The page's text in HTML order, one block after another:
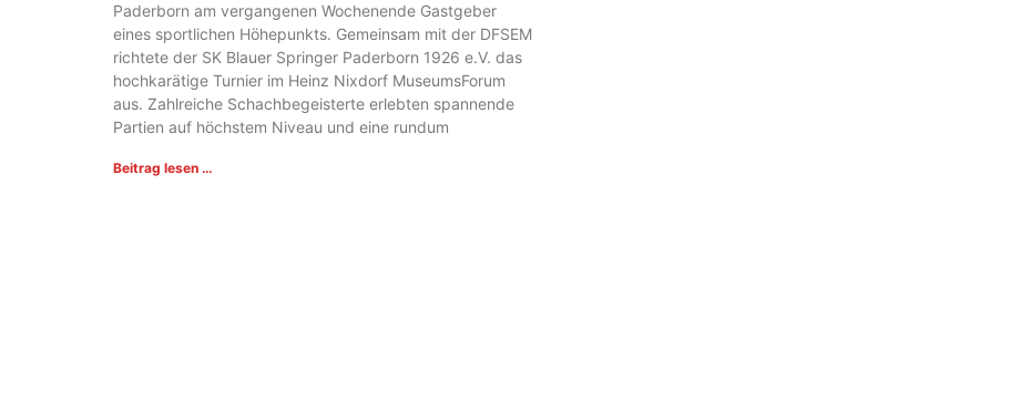
Paderborn am vergangenen Wochenende Gastgeber
eines sportlichen Höhepunkts. Gemeinsam mit der DFSEM
richtete der SK Blauer Springer Paderborn 1926 e.V. das
hochkarätige Turnier im Heinz Nixdorf MuseumsForum
aus. Zahlreiche Schachbegeisterte erlebten spannende
Partien auf höchstem Niveau und eine rundum
Beitrag lesen …